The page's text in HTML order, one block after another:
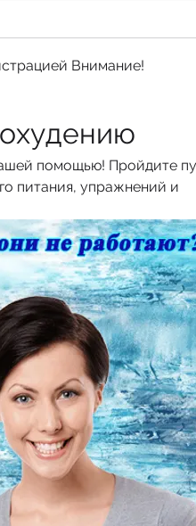
Внимание!
Внимание!
помощью! Пройдите
питания, упражнений и